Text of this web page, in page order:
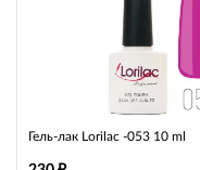
Гель-лак Lorilac -053 10 ml